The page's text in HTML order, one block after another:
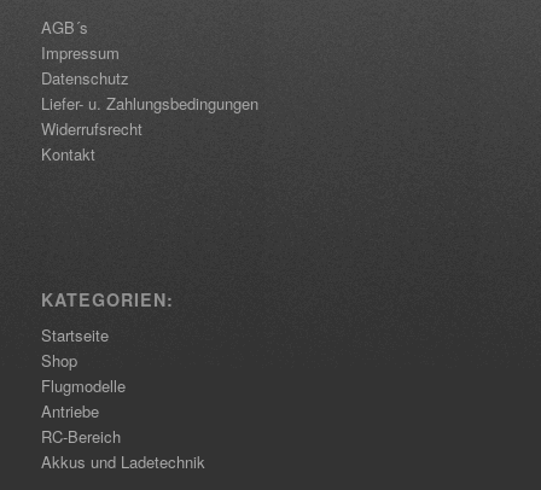
AGB´s
Impressum
Datenschutz
Liefer- u. Zahlungsbedingungen
Widerrufsrecht
Kontakt
KATEGORIEN:
Startseite
Shop
Flugmodelle
Antriebe
RC-Bereich
Akkus und Ladetechnik